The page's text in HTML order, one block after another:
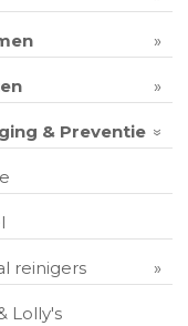
& Preventie
reinigers
Lolly's